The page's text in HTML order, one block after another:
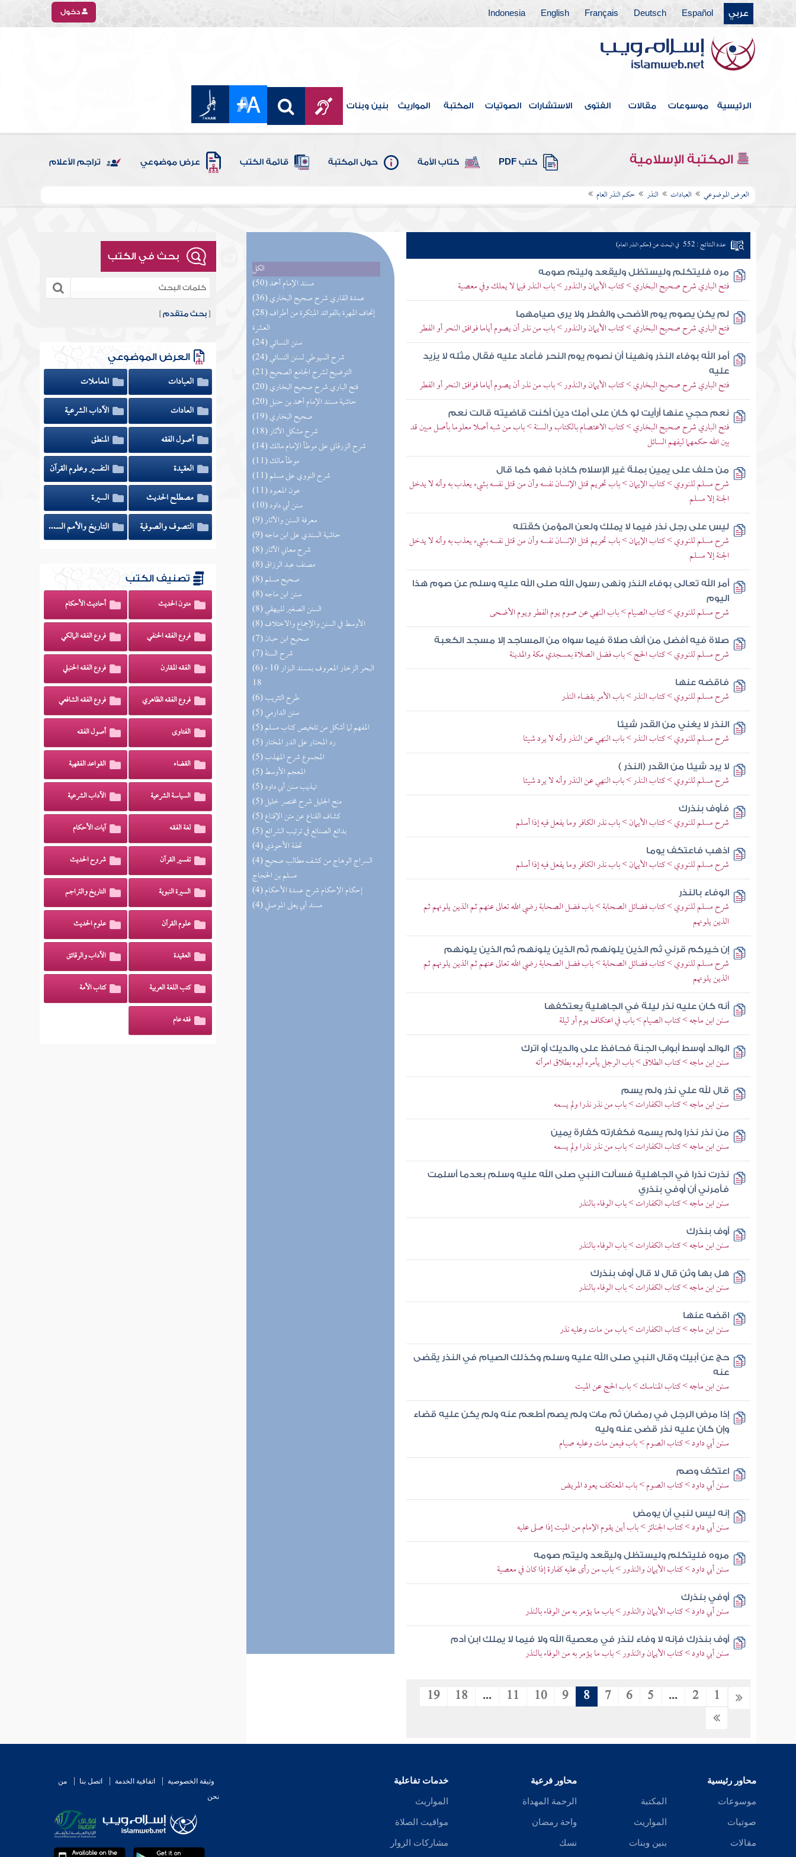
عربي Español
Deutsch
Français
English
Indonesia دخول
الرئيسية موسوعات مقالات الفتوى الاستشارات الصوتيات المكتبة المواريث بنين وبنات
المكتبة الإسلامية كتب PDF كتاب الأمة حول المكتبة قائمة الكتب عرض موضوعي تراجم الأعلام
العرض الموضوعي العبادات النذر حكم النذر العام
الكل
(50) مسند الإمام أحمد
(36) عمدة القاري شرح صحيح البخاري
(28) إتحاف المهرة بالفوائد المبتكرة من أطراف
العشرة
(24) سنن النسائي
(24) شرح السيوطي لسنن النسائي
(21) التوضيح لشرح الجامع الصحيح
(20) فتح الباري شرح صحيح البخاري
(20) حاشية مسند الإمام أحمد بن حنبل
(19) صحيح البخاري
(18) شرح مشكل الآثار
(14) شرح الزرقاني على موطأ الإمام مالك
(11) موطأ مالك
(11) شرح النووي على مسلم
(11) عون المعبود
(10) سنن أبي داود
(9) معرفة السنن والآثار
(9) حاشية السندي على ابن ماجه
(8) شرح معاني الآثار
(8) مصنف عبد الرزاق
(8) صحيح مسلم
(8) سنن ابن ماجه
(8) السنن الصغير للبيهقي
(8) الأوسط في السنن والإجماع والاختلاف
(7) صحيح ابن حبان
(7) شرح السنة
(6) البحر الزخار المعروف بمسند البزار 10 -
18
(6) طرح التثريب
(5) سنن الدارمي
(5) المفهم لما أشكل من تلخيص كتاب مسلم
(5) رد المحتار على الدر المختار
(5) المجموع شرح المهذب
(5) المعجم الأوسط
(5) تهذيب سنن أبي داود
(5) منح الجليل شرح مختصر خليل
(5) كشاف القناع عن متن الإقناع
(5) بدائع الصنائع في ترتيب الشرائع
(4) تحفة الأحوذي
(4) السراج الوهاج من كشف مطالب صحيح
مسلم بن الحجاج
(4) إحكام الإحكام شرح عمدة الأحكام
(4) مسند أبي يعلى الموصلي
عدد النتائج : 552 في البحث عن (حكم النذر العام)
مره فليتكلم وليستظل وليقعد وليتم صومه
فتح الباري شرح صحيح البخاري > كتاب الأيمان والنذور > باب النذر فيما لا يملك وفي معصية
لم يكن يصوم يوم الأضحى والفطر ولا يرى صيامهما
فتح الباري شرح صحيح البخاري > كتاب الأيمان والنذور > باب من نذر أن يصوم أياما فوافق النحر أو الفطر
أمر الله بوفاء النذر ونهينا أن نصوم يوم النحر فأعاد عليه فقال مثله لا يزيد
عليه
فتح الباري شرح صحيح البخاري > كتاب الأيمان والنذور > باب من نذر أن يصوم أياما فوافق النحر أو الفطر
نعم حجي عنها أرأيت لو كان على أمك دين أكنت قاضيته قالت نعم
فتح الباري شرح صحيح البخاري > كتاب الاعتصام بالكتاب والسنة > باب من شبه أصلا معلوما بأصل مبين قد
بين الله حكمهما ليفهم السائل
من حلف على يمين بملة غير الإسلام كاذبا فهو كما قال
شرح مسلم للنووي > كتاب الإيمان > باب تحريم قتل الإنسان نفسه وأن من قتل نفسه بشيء يعذب به وأنه لا يدخل
الجنة إلا مسلم
ليس على رجل نذر فيما لا يملك ولعن المؤمن كقتله
شرح مسلم للنووي > كتاب الإيمان > باب تحريم قتل الإنسان نفسه وأن من قتل نفسه بشيء يعذب به وأنه لا يدخل
الجنة إلا مسلم
أمر الله تعالى بوفاء النذر ونهى رسول الله صلى الله عليه وسلم عن صوم هذا
اليوم
شرح مسلم للنووي > كتاب الصيام > باب النهي عن صوم يوم الفطر ويوم الأضحى
صلاة فيه أفضل من ألف صلاة فيما سواه من المساجد إلا مسجد الكعبة
شرح مسلم للنووي > كتاب الحج > باب فضل الصلاة بمسجدي مكة والمدينة
فاقضه عنها
شرح مسلم للنووي > كتاب النذر > باب الأمر بقضاء النذر
النذر لا يغني من القدر شيئا
شرح مسلم للنووي > كتاب النذر > باب النهي عن النذر وأنه لا يرد شيئا
لا يرد شيئا من القدر (النذر )
شرح مسلم للنووي > كتاب النذر > باب النهي عن النذر وأنه لا يرد شيئا
فأوف بنذرك
شرح مسلم للنووي > كتاب الأيمان > باب نذر الكافر وما يفعل فيه إذا أسلم
اذهب فاعتكف يوما
شرح مسلم للنووي > كتاب الأيمان > باب نذر الكافر وما يفعل فيه إذا أسلم
الوفاء بالنذر
شرح مسلم للنووي > كتاب فضائل الصحابة > باب فضل الصحابة رضي الله تعالى عنهم ثم الذين يلونهم ثم
الذين يلونهم
إن خيركم قرني ثم الذين يلونهم ثم الذين يلونهم ثم الذين يلونهم
شرح مسلم للنووي > كتاب فضائل الصحابة > باب فضل الصحابة رضي الله تعالى عنهم ثم الذين يلونهم ثم
الذين يلونهم
أنه كان عليه نذر ليلة في الجاهلية يعتكفها
سنن ابن ماجه > كتاب الصيام > باب في اعتكاف يوم أو ليلة
الوالد أوسط أبواب الجنة فحافظ على والديك أو اترك
سنن ابن ماجه > كتاب الطلاق > باب الرجل يأمره أبوه بطلاق امرأته
قال لله علي نذر ولم يسم
سنن ابن ماجه > كتاب الكفارات > باب من نذر نذرا ولم يسمه
من نذر نذرا ولم يسمه فكفارته كفارة يمين
سنن ابن ماجه > كتاب الكفارات > باب من نذر نذرا ولم يسمه
نذرت نذرا في الجاهلية فسألت النبي صلى الله عليه وسلم بعدما أسلمت
فأمرني أن أوفي بنذري
سنن ابن ماجه > كتاب الكفارات > باب الوفاء بالنذر
أوف بنذرك
سنن ابن ماجه > كتاب الكفارات > باب الوفاء بالنذر
هل بها وثن قال لا قال أوف بنذرك
سنن ابن ماجه > كتاب الكفارات > باب الوفاء بالنذر
اقضه عنها
سنن ابن ماجه > كتاب الكفارات > باب من مات وعليه نذر
حج عن أبيك وقال النبي صلى الله عليه وسلم وكذلك الصيام في النذر يقضى
عنه
سنن ابن ماجه > كتاب المناسك > باب الحج عن الميت
إذا مرض الرجل في رمضان ثم مات ولم يصم أطعم عنه ولم يكن عليه قضاء
وإن كان عليه نذر قضى عنه وليه
سنن أبي داود > كتاب الصوم > باب فيمن مات وعليه صيام
اعتكف وصم
سنن أبي داود > كتاب الصوم > باب المعتكف يعود المريض
إنه ليس لنبي أن يومض
سنن أبي داود > كتاب الجنائز > باب أين يقوم الإمام من الميت إذا صلى عليه
مروه فليتكلم وليستظل وليقعد وليتم صومه
سنن أبي داود > كتاب الأيمان والنذور > باب من رأى عليه كفارة إذا كان في معصية
أوفي بنذرك
سنن أبي داود > كتاب الأيمان والنذور > باب ما يؤمر به من الوفاء بالنذر
أوف بنذرك فإنه لا وفاء لنذر في معصية الله ولا فيما لا يملك ابن آدم
سنن أبي داود > كتاب الأيمان والنذور > باب ما يؤمر به من الوفاء بالنذر
1
2
...
5
6
7
8
9
10
11
...
18
19
بحث في الكتب
[بحث متقدم ]
العرض الموضوعي
العبادات
المعاملات
العادات
الآداب الشرعية
أصول الفقه
المنطق
العقيدة
التفسير وعلوم القرآن
مصطلح الحديث
السيرة
التصوف والصوفية
التاريخ والأمم السابقة
تصنيف الكتب
متون الحديث أحاديث الأحكام
فروع الفقه الحنفي فروع الفقه المالكي
الفقه المقارن فروع الفقه الحنبلي
فروع الفقه الظاهري فروع الفقه الشافعي
الفتاوى أصول الفقه
القضاء القواعد الفقهية
السياسة الشرعية الآداب الشرعية
لغة الفقه آيات الأحكام
تفسير القرآن شروح الحديث
السيرة النبوية التاريخ والتراجم
علوم القرآن علوم الحديث
العقيدة الآداب والرقائق
كتب اللغة العربية كتاب الأمة
فقه عام
محاور رئيسية
موسوعات
صوتيات
مقالات
المكتبة
المواريث
بنين وبنات
محاور فرعية
الرحمة المهداة
واحة رمضان
نسك
خدمات تفاعلية
المواريث
مواقيت الصلاة
مشاركات الزوار
وثيقة الخصوصية اتفاقية الخدمة اتصل بنا
من
نحن